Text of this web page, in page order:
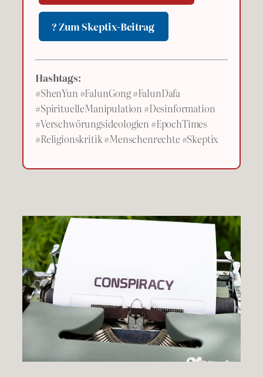
? Zum Skeptix-Beitrag
Hashtags:
#ShenYun #FalunGong #FalunDafa
#SpirituelleManipulation #Desinformation
#Verschwörungsideologien #EpochTimes
#Religionskritik #Menschenrechte #Skeptix